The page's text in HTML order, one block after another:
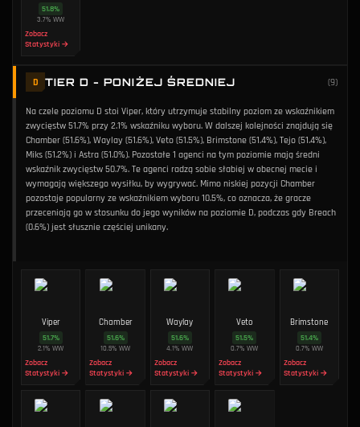
51.8%
3.7%WW
Zobacz
Statystyki →
D TIER D - PONIŻEJ ŚREDNIEJ (9)
Na czele poziomu D stoi Viper, który utrzymuje stabilny poziom ze wskaźnikiem
zwycięstw 51.7% przy 2.1% wskaźniku wyboru. W dalszej kolejności znajdują się
Chamber (51.6%), Waylay (51.6%), Veto (51.5%), Brimstone (51.4%), Tejo (51.4%),
Miks (51.2%) i Astra (51.0%). Pozostałe 1 agenci na tym poziomie mają średni
wskaźnik zwycięstw 50.7%. Te agenci radzą sobie słabiej w obecnej mecie i
wymagają większego wysiłku, by wygrywać. Mimo niskiej pozycji Chamber
pozostaje popularny ze wskaźnikiem wyboru 10.5%, co oznacza, że gracze
przeceniają go w stosunku do jego wyników na poziomie D, podczas gdy Breach
(0.6%) jest słusznie częściej unikany.
Viper
51.7%
2.1%WW
Zobacz
Statystyki →
Chamber
51.6%
10.5%WW
Zobacz
Statystyki →
Waylay
51.6%
4.1%WW
Zobacz
Statystyki →
Veto
51.5%
0.7%WW
Zobacz
Statystyki →
Brimstone
51.4%
0.7% WW
Zobacz
Statystyki →